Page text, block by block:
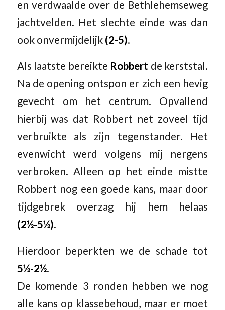
en verdwaalde over de Bethlehemseweg
jachtvelden. Het slechte einde was dan
ook onvermijdelijk (2-5).
Als laatste bereikte Robbert de kerststal.
Na de opening ontspon er zich een hevig
gevecht om het centrum. Opvallend
hierbij was dat Robbert net zoveel tijd
verbruikte als zijn tegenstander. Het
evenwicht werd volgens mij nergens
verbroken. Alleen op het einde mistte
Robbert nog een goede kans, maar door
tijdgebrek overzag hij hem helaas
(2½-5½).
Hierdoor beperkten we de schade tot
5½-2½.
De komende 3 ronden hebben we nog
alle kans op klassebehoud, maar er moet